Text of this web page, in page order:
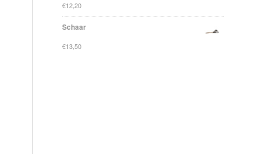
€12,20
Schaar
€13,50